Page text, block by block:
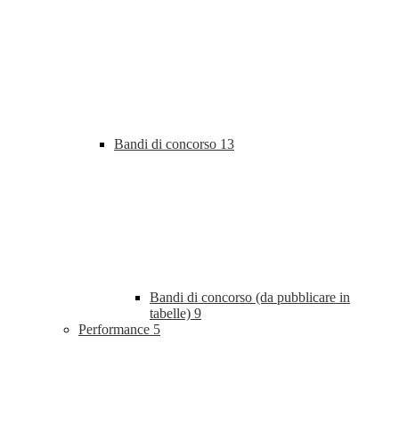
Bandi di concorso 13
Bandi di concorso (da pubblicare in
tabelle) 9
Performance 5